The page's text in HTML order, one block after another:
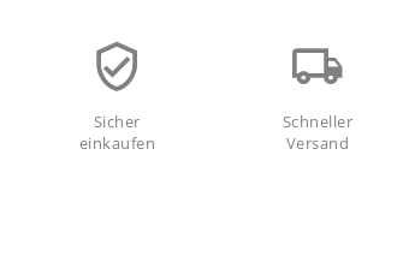
Sicher
einkaufen
Schneller
Versand